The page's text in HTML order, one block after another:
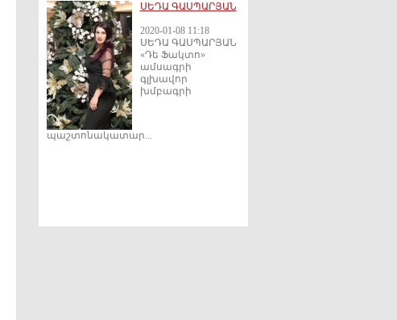
ՍԵԴԱ ԳԱՍՊԱՐՅԱՆ
2020-01-08 11:18
ՍԵԴԱ ԳԱՍՊԱՐՅԱՆ
«Դե Ֆակտո»
ամսագրի
գլխավոր
խմբագրի
պաշտոնակատար...